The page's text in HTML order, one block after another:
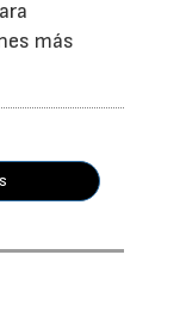
más